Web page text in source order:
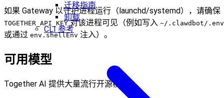
迁移指南
卸载
CLI 参考
如果 Gateway 以守护进程运行（launchd/systemd），请确保
TOGETHER_API_KEY对该进程可见（例如写入 ~/.clawdbot/.env
或通过 env.shellEnv 注入）。
可用模型
Together AI 提供大量流行开源模型：